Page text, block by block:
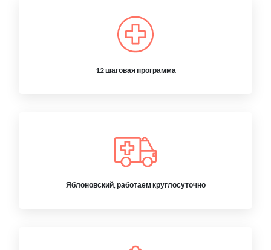
12 шаговая программа
Яблоновский, работаем круглосуточно